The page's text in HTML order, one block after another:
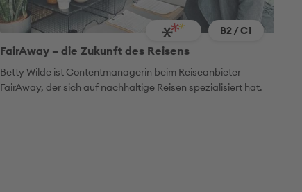
B2 / C1
FairAway – die Zukunft des Reisens
Betty Wilde ist Contentmanagerin beim Reiseanbieter
FairAway, der sich auf nachhaltige Reisen spezialisiert hat.